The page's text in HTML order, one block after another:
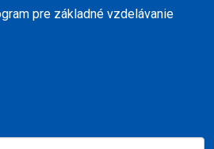
pre základné vzdelávanie